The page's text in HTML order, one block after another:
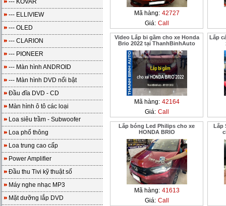
--- KOVAR
--- ELLIVIEW
--- OLED
--- CLARION
--- PIONEER
--- Màn hình ANDROID
--- Màn hình DVD nổi bật
Đầu đĩa DVD - CD
Màn hình ô tô các loại
Loa siêu trầm - Subwoofer
Loa phổ thông
Loa trung cao cấp
Power Amplifier
Đầu thu Tivi kỹ thuật số
Máy nghe nhạc MP3
Mặt dưỡng lắp DVD
Mã hàng: 42727
Giá: Call
Video Lắp bi gầm cho xe Honda
Brio 2022 tại ThanhBinhAuto
Mã hàng: 42164
Giá: Call
Lắp
Lắp bóng Led Philips cho xe
HONDA BRIO
Mã hàng: 41613
Giá: Call
Lắp